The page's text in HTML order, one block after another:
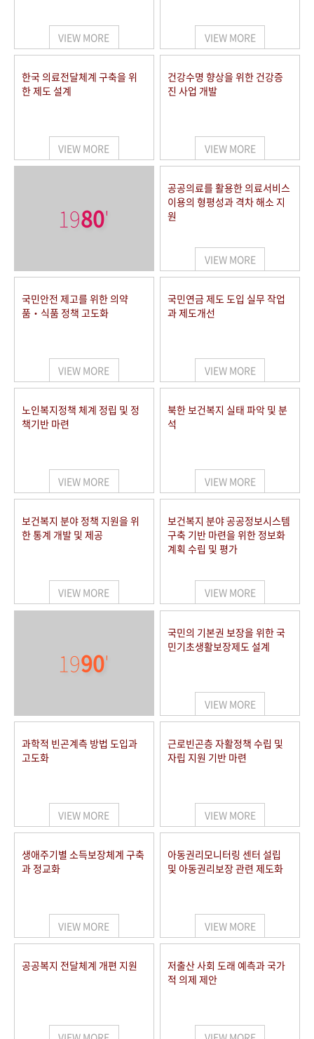
VIEW MORE VIEW MORE
한국 의료전달체계 구축을 위
한 제도 설계
VIEW MORE
건강수명 향상을 위한 건강증
진 사업 개발
VIEW MORE
1980'
공공의료를 활용한 의료서비스
이용의 형평성과 격차 해소 지
원
VIEW MORE
국민안전 제고를 위한 의약
품‧식품 정책 고도화
VIEW MORE
국민연금 제도 도입 실무 작업
과 제도개선
VIEW MORE
노인복지정책 체계 정립 및 정
책기반 마련
VIEW MORE
북한 보건복지 실태 파악 및 분
석
VIEW MORE
보건복지 분야 정책 지원을 위
한 통계 개발 및 제공
VIEW MORE
보건복지 분야 공공정보시스템
구축 기반 마련을 위한 정보화
계획 수립 및 평가
VIEW MORE
1990'
국민의 기본권 보장을 위한 국
민기초생활보장제도 설계
VIEW MORE
과학적 빈곤계측 방법 도입과
고도화
VIEW MORE
근로빈곤층 자활정책 수립 및
자립 지원 기반 마련
VIEW MORE
생애주기별 소득보장체계 구축
과 정교화
VIEW MORE
아동권리모니터링 센터 설립
및 아동권리보장 관련 제도화
VIEW MORE
공공복지 전달체계 개편 지원
저출산 사회 도래 예측과 국가
적 의제 제안